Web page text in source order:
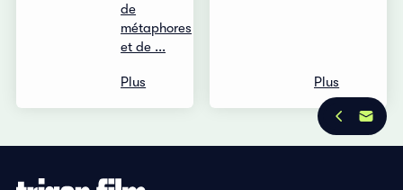
de
métaphores
et de ...
Plus Plus